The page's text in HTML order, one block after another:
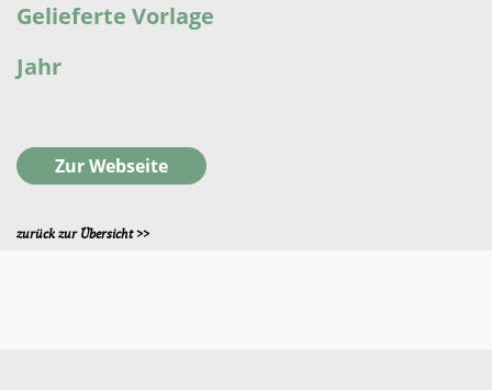
Gelieferte Vorlage
Jahr
Zur Webseite
zurück zur Übersicht >>